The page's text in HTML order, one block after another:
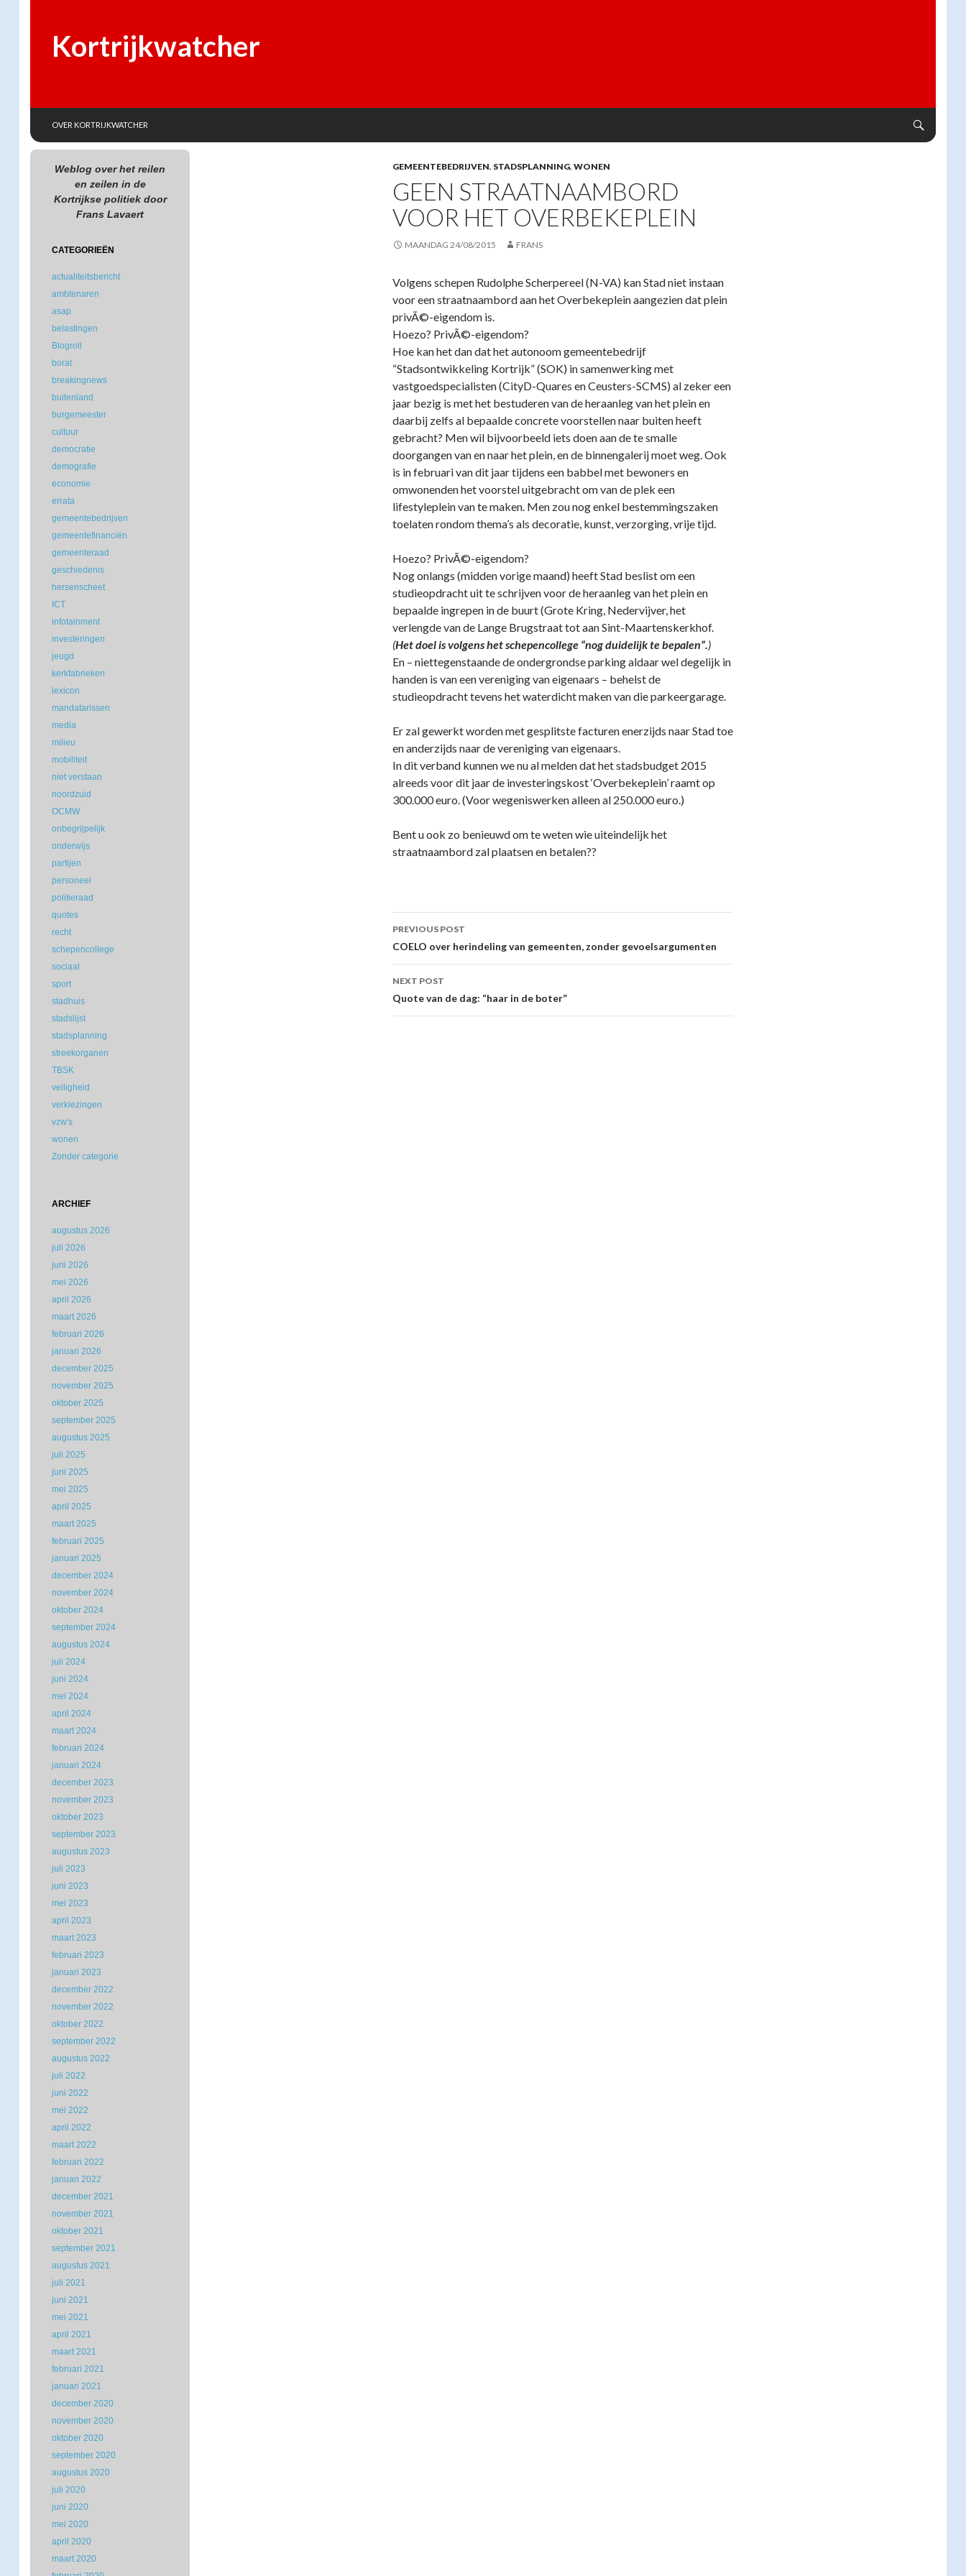
Kortrijkwatcher
OVER KORTRIJKWATCHER
GEMEENTEBEDRIJVEN, STADSPLANNING, WONEN
GEEN STRAATNAAMBORD
VOOR HET OVERBEKEPLEIN
MAANDAG 24/08/2015 FRANS
Volgens schepen Rudolphe Scherpereel (N-VA) kan Stad niet instaan
voor een straatnaambord aan het Overbekeplein aangezien dat plein
privÃ©-eigendom is.
Hoezo? PrivÃ©-eigendom?
Hoe kan het dan dat het autonoom gemeentebedrijf
“Stadsontwikkeling Kortrijk” (SOK) in samenwerking met
vastgoedspecialisten (CityD-Quares en Ceusters-SCMS) al zeker een
jaar bezig is met het bestuderen van de heraanleg van het plein en
daarbij zelfs al bepaalde concrete voorstellen naar buiten heeft
gebracht? Men wil bijvoorbeeld iets doen aan de te smalle
doorgangen van en naar het plein, en de binnengalerij moet weg. Ook
is in februari van dit jaar tijdens een babbel met bewoners en
omwonenden het voorstel uitgebracht om van de plek een
lifestyleplein van te maken. Men zou nog enkel bestemmingszaken
toelaten rondom thema’s als decoratie, kunst, verzorging, vrije tijd.
Hoezo? PrivÃ©-eigendom?
Nog onlangs (midden vorige maand) heeft Stad beslist om een
studieopdracht uit te schrijven voor de heraanleg van het plein en
bepaalde ingrepen in de buurt (Grote Kring, Nedervijver, het
verlengde van de Lange Brugstraat tot aan Sint-Maartenskerkhof.
(Het doel is volgens het schepencollege “nog duidelijk te bepalen”.)
En – niettegenstaande de ondergrondse parking aldaar wel degelijk in
handen is van een vereniging van eigenaars – behelst de
studieopdracht tevens het waterdicht maken van die parkeergarage.
Er zal gewerkt worden met gesplitste facturen enerzijds naar Stad toe
en anderzijds naar de vereniging van eigenaars.
In dit verband kunnen we nu al melden dat het stadsbudget 2015
alreeds voor dit jaar de investeringskost ‘Overbekeplein’ raamt op
300.000 euro. (Voor wegeniswerken alleen al 250.000 euro.)
Bent u ook zo benieuwd om te weten wie uiteindelijk het
straatnaambord zal plaatsen en betalen??
Post
navigation
PREVIOUS POST
COELO over herindeling van gemeenten, zonder gevoelsargumenten
NEXT POST
Quote van de dag: “haar in de boter”
Weblog over het reilen
en zeilen in de
Kortrijkse politiek door
Frans Lavaert
CATEGORIEËN
actualiteitsbericht
ambtenaren
asap
belastingen
Blogroll
borat
breakingnews
buitenland
burgemeester
cultuur
democratie
demografie
economie
errata
gemeentebedrijven
gemeentefinanciën
gemeenteraad
geschiedenis
hersenscheet
ICT
infotainment
investeringen
jeugd
kerkfabrieken
lexicon
mandatarissen
media
milieu
mobiliteit
niet verstaan
noordzuid
OCMW
onbegrijpelijk
onderwijs
partijen
personeel
politieraad
quotes
recht
schepencollege
sociaal
sport
stadhuis
stadslijst
stadsplanning
streekorganen
TBSK
veiligheid
verkiezingen
vzw's
wonen
Zonder categorie
ARCHIEF
augustus 2026
juli 2026
juni 2026
mei 2026
april 2026
maart 2026
februari 2026
januari 2026
december 2025
november 2025
oktober 2025
september 2025
augustus 2025
juli 2025
juni 2025
mei 2025
april 2025
maart 2025
februari 2025
januari 2025
december 2024
november 2024
oktober 2024
september 2024
augustus 2024
juli 2024
juni 2024
mei 2024
april 2024
maart 2024
februari 2024
januari 2024
december 2023
november 2023
oktober 2023
september 2023
augustus 2023
juli 2023
juni 2023
mei 2023
april 2023
maart 2023
februari 2023
januari 2023
december 2022
november 2022
oktober 2022
september 2022
augustus 2022
juli 2022
juni 2022
mei 2022
april 2022
maart 2022
februari 2022
januari 2022
december 2021
november 2021
oktober 2021
september 2021
augustus 2021
juli 2021
juni 2021
mei 2021
april 2021
maart 2021
februari 2021
januari 2021
december 2020
november 2020
oktober 2020
september 2020
augustus 2020
juli 2020
juni 2020
mei 2020
april 2020
maart 2020